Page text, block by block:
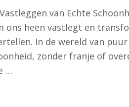
van Echte
ons heen vastlegt en
In de wereld van
zonder franje of
…